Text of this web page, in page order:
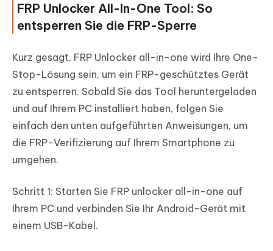
FRP Unlocker All-In-One Tool: So
entsperren Sie die FRP-Sperre
Kurz gesagt, FRP Unlocker all-in-one wird Ihre One-
Stop-Lösung sein, um ein FRP-geschütztes Gerät
zu entsperren. Sobald Sie das Tool heruntergeladen
und auf Ihrem PC installiert haben, folgen Sie
einfach den unten aufgeführten Anweisungen, um
die FRP-Verifizierung auf Ihrem Smartphone zu
umgehen.
Schritt 1: Starten Sie FRP unlocker all-in-one auf
Ihrem PC und verbinden Sie Ihr Android-Gerät mit
einem USB-Kabel.